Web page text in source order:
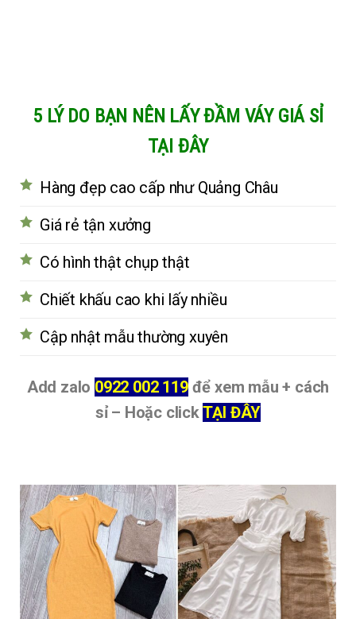
5 LÝ DO BẠN NÊN LẤY ĐẦM VÁY GIÁ SỈ
TẠI ĐÂY
Hàng đẹp cao cấp như Quảng Châu
Giá rẻ tận xưởng
Có hình thật chụp thật
Chiết khấu cao khi lấy nhiều
Cập nhật mẫu thường xuyên
Add zalo 0922 002 119để xem mẫu + cách
sỉ – Hoặc clickTẠI ĐÂY